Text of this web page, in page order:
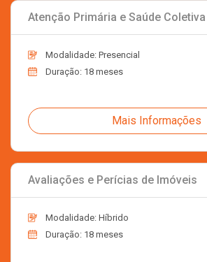
Atenção Primária e Saúde Coletiva
Modalidade: Presencial
Duração: 18 meses
Mais Informações
Avaliações e Perícias de Imóveis
Modalidade: Híbrido
Duração: 18 meses